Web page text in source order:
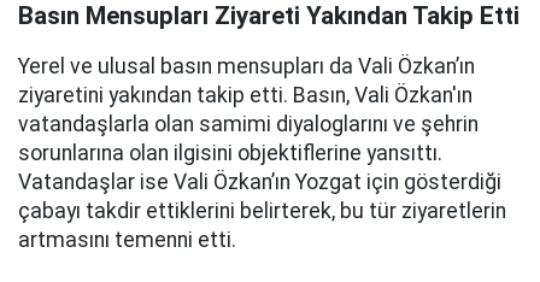
Basın Mensupları Ziyareti Yakından Takip Etti
Yerel ve ulusal basın mensupları da Vali Özkan’ın
ziyaretini yakından takip etti. Basın, Vali Özkan'ın
vatandaşlarla olan samimi diyaloglarını ve şehrin
sorunlarına olan ilgisini objektiflerine yansıttı.
Vatandaşlar ise Vali Özkan’ın Yozgat için gösterdiği
çabayı takdir ettiklerini belirterek, bu tür ziyaretlerin
artmasını temenni etti.